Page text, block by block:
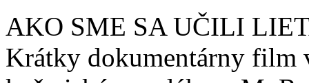
AKO SME SA UČILI
Krátky dokumentárny film